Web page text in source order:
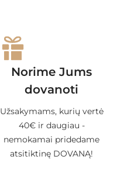
Norime Jums
dovanoti
Užsakymams, kurių vertė
40€ ir daugiau -
nemokamai pridedame
atsitiktinę DOVANĄ!